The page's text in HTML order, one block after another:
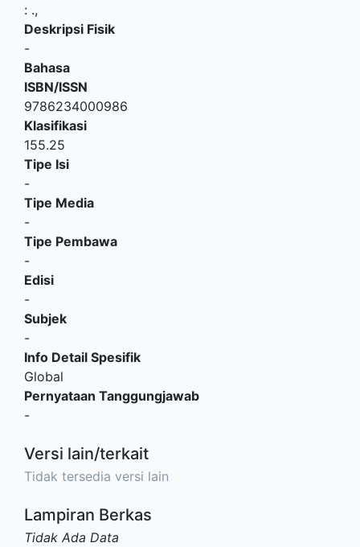
: .,
Deskripsi Fisik
-
Bahasa
ISBN/ISSN
9786234000986
Klasifikasi
155.25
Tipe Isi
-
Tipe Media
-
Tipe Pembawa
-
Edisi
-
Subjek
-
Info Detail Spesifik
Global
Pernyataan Tanggungjawab
-
Versi lain/terkait
Tidak tersedia versi lain
Lampiran Berkas
Tidak Ada Data